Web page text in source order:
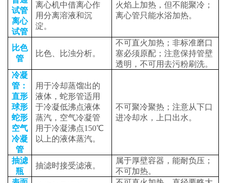
试管
离心
试管
离心机中借离心作
用分离溶液和沉
淀。
火焰上加热，但不能聚冷；
离心管只能水浴加热。
比色
管
比色、比浊分析。
不可直火加热；非标准磨口
塞必须原配；注意保持管壁
透明，不可用去污粉刷洗。
冷凝
管：
直形
球形
蛇形
空气
冷凝
管
用于冷却蒸馏出的
液体，蛇形管适用
于冷凝低沸点液体
蒸汽，空气冷凝管
用于冷凝沸点150℃
以上的液体蒸汽。
不可聚冷聚热；注意从下口
进冷却水，上口出水。
抽滤
瓶
抽滤时接受滤液。
属于厚壁容器，能耐负压；
不可加热。